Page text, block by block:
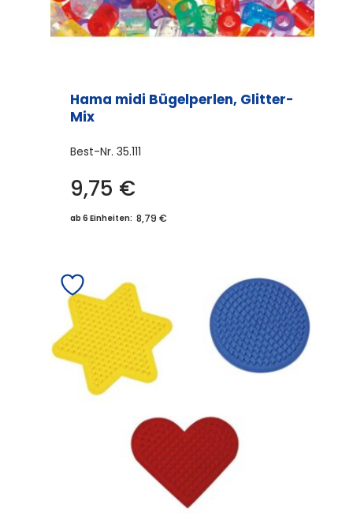
Hama midi Bügelperlen, Glitter-
Mix
Best-Nr. 35.111
9,75 €
ab 6 Einheiten: 8,79 €